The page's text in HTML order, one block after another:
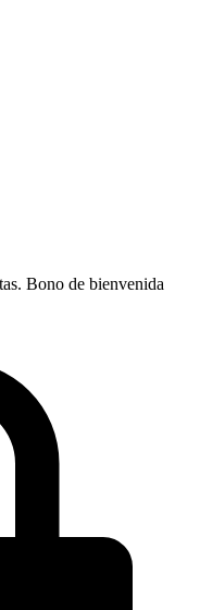
Bono de bienvenida